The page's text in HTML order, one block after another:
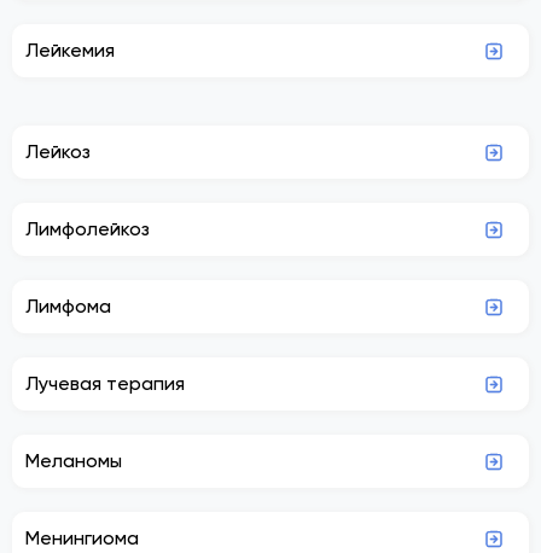
Лейкемия
Лейкоз
Лимфолейкоз
Лимфома
Лучевая терапия
Меланомы
Менингиома